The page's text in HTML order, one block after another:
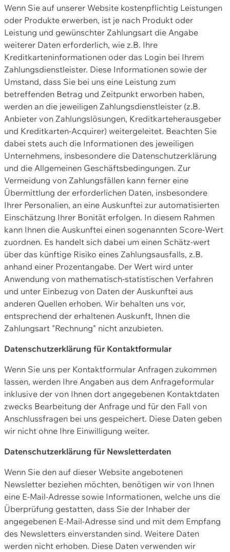
Wenn Sie auf unserer Website kostenpflichtig Leistungen
oder Produkte erwerben, ist je nach Produkt oder
Leistung und gewünschter Zahlungsart die Angabe
weiterer Daten erforderlich, wie z.B. Ihre
Kreditkarteninformationen oder das Login bei Ihrem
Zahlungsdienstleister. Diese Informationen sowie der
Umstand, dass Sie bei uns eine Leistung zum
betreffenden Betrag und Zeitpunkt erworben haben,
werden an die jeweiligen Zahlungsdienstleister (z.B.
Anbieter von Zahlungslösungen, Kreditkarteherausgeber
und Kreditkarten-Acquirer) weitergeleitet. Beachten Sie
dabei stets auch die Informationen des jeweiligen
Unternehmens, insbesondere die Datenschutzerklärung
und die Allgemeinen Geschäftsbedingungen. Zur
Vermeidung von Zahlungsfällen kann ferner eine
Übermittlung der erforderlichen Daten, insbesondere
Ihrer Personalien, an eine Auskunftei zur automatisierten
Einschätzung Ihrer Bonität erfolgen. In diesem Rahmen
kann Ihnen die Auskunftei einen sogenannten Score-Wert
zuordnen. Es handelt sich dabei um einen Schätz-wert
über das künftige Risiko eines Zahlungsausfalls, z.B.
anhand einer Prozentangabe. Der Wert wird unter
Anwendung von mathematisch-statistischen Verfahren
und unter Einbezug von Daten der Auskunftei aus
anderen Quellen erhoben. Wir behalten uns vor,
entsprechend der erhaltenen Auskunft, Ihnen die
Zahlungsart "Rechnung" nicht anzubieten.
Datenschutzerklärung für Kontaktformular
Wenn Sie uns per Kontaktformular Anfragen zukommen
lassen, werden Ihre Angaben aus dem Anfrageformular
inklusive der von Ihnen dort angegebenen Kontaktdaten
zwecks Bearbeitung der Anfrage und für den Fall von
Anschlussfragen bei uns gespeichert. Diese Daten geben
wir nicht ohne Ihre Einwilligung weiter.
Datenschutzerklärung für Newsletterdaten
Wenn Sie den auf dieser Website angebotenen
Newsletter beziehen möchten, benötigen wir von Ihnen
eine E-Mail-Adresse sowie Informationen, welche uns die
Überprüfung gestatten, dass Sie der Inhaber der
angegebenen E-Mail-Adresse sind und mit dem Empfang
des Newsletters einverstanden sind. Weitere Daten
werden nicht erhoben. Diese Daten verwenden wir